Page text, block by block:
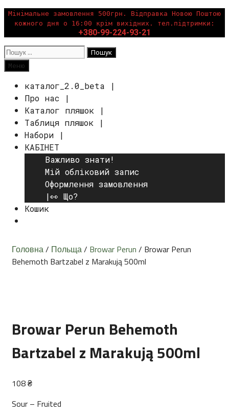
Перейти
вмісту
Мінімальне замовлення 500грн. Відправка Новою Поштою
кожного дня о 16:00 крім вихідних. тел.підтримки:
+380-99-224-93-21
Пошук:
Пошук
Меню
каталог_2.0_beta |
Про нас |
Каталог пляшок |
Таблиця пляшок |
Набори |
КАБІНЕТ
Важливо знати!
Мій обліковий запис
Оформлення замовлення
|👀 Що?
Кошик
Головна/ Польща/ Browar Perun / Browar Perun
Behemoth Bartzabel z Marakują 500ml
Browar Perun Behemoth
Bartzabel z Marakują 500ml
108₴
Sour – Fruited